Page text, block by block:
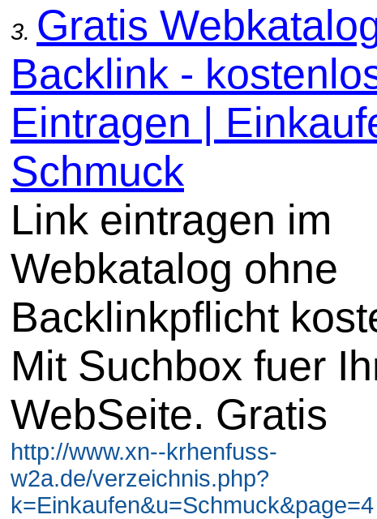
3. Gratis
Backlink -
Eintragen |
Schmuck
Link eintragen im
Webkatalog ohne
Backlinkpflicht
Mit Suchbox fuer
WebSeite. Gratis
http://www.xn--krhenfuss-
w2a.de/verzeichnis.php?